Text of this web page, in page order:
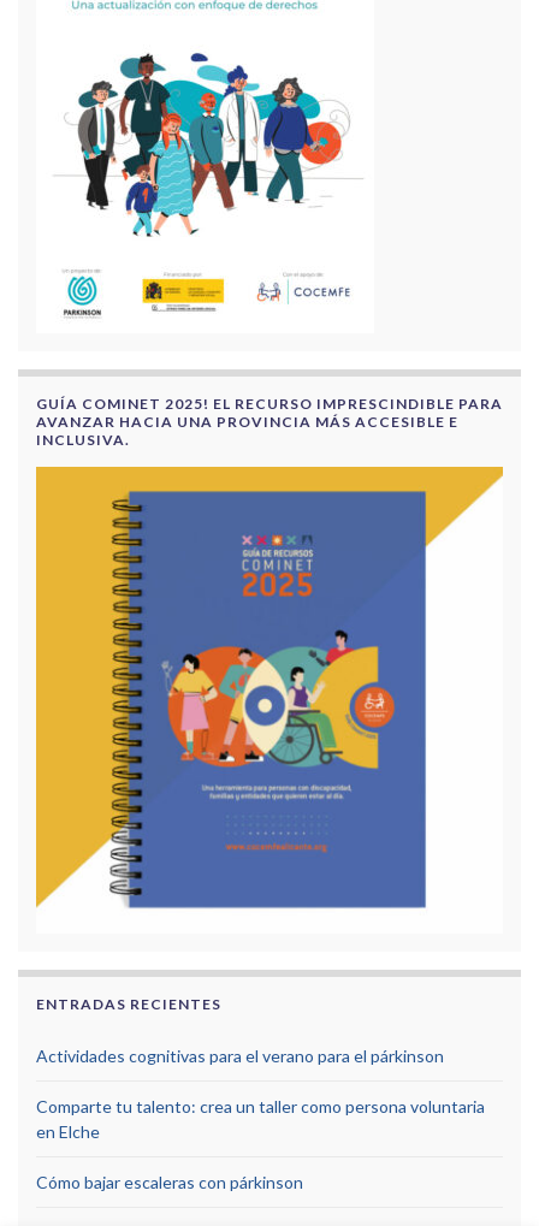
GUÍA COMINET 2025! EL RECURSO IMPRESCINDIBLE PARA
AVANZAR HACIA UNA PROVINCIA MÁS ACCESIBLE E
INCLUSIVA.
ENTRADAS RECIENTES
Actividades cognitivas para el verano para el párkinson
Comparte tu talento: crea un taller como persona voluntaria
en Elche
Cómo bajar escaleras con párkinson